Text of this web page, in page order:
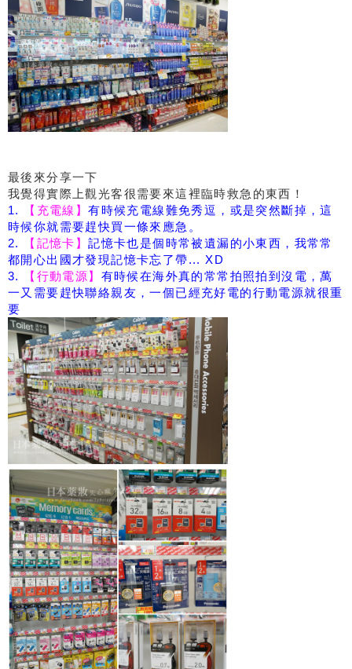
最後來分享一下
我覺得實際上觀光客很需要來這裡臨時救急的東西！
1.
【充電線】有時候充電線難免秀逗，或是突然斷掉，這
時候你就需要趕快買一條來應急。
2.
【記憶卡】記憶卡也是個時常被遺漏的小東西，我常常
都開心出國才發現記憶卡忘了帶... XD
3.
【行動電源】 有時候在海外真的常常拍照拍到沒電，萬
一又需要趕快聯絡親友，一個已經充好電的行動電源就很重
要